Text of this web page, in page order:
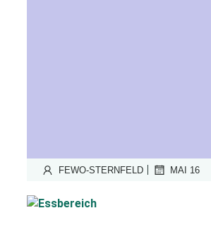
FEWO-STERNFELD | MAI 16